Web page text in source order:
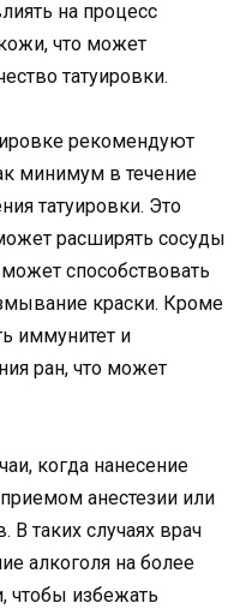
на процесс
что может
татуировки.
рекомендуют
минимум в течение
татуировки. Это
расширять сосуды
способствовать
краски. Кроме
иммунитет и
ран, что может
когда нанесение
анестезии или
таких случаях врач
алкоголя на более
чтобы избежать